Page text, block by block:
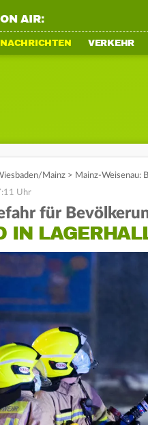
ON AIR:
NACHRICHTEN VERKEHR
Mainz > Mainz-Weisenau:
Uhr
für
IN